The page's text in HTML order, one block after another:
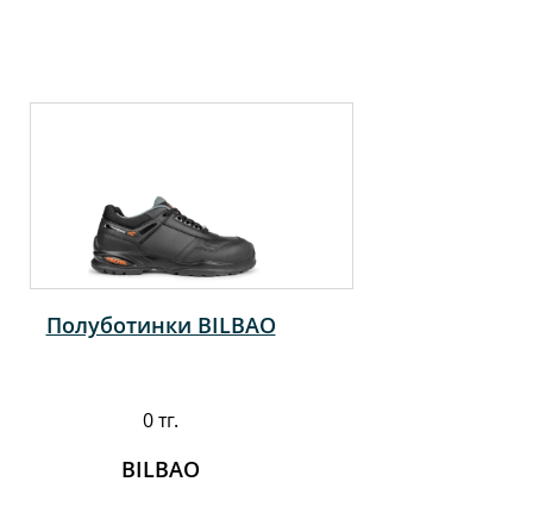
Полуботинки BILBAO
0 тг.
BILBAO